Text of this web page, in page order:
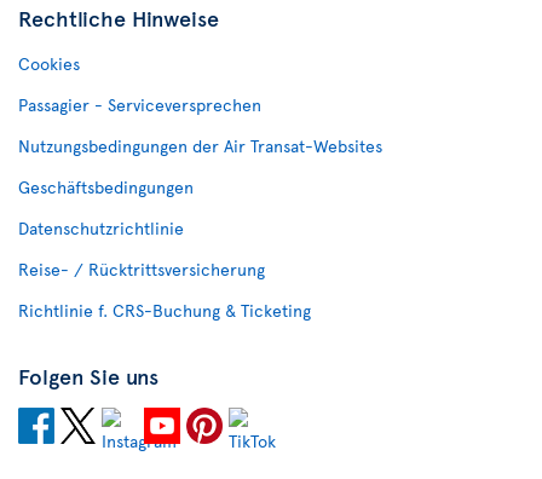
Rechtliche Hinweise
Cookies
Passagier - Serviceversprechen
Nutzungsbedingungen der Air Transat-Websites
Geschäftsbedingungen
Datenschutzrichtlinie
Reise- / Rücktrittsversicherung
Richtlinie f. CRS-Buchung & Ticketing
Folgen Sie uns